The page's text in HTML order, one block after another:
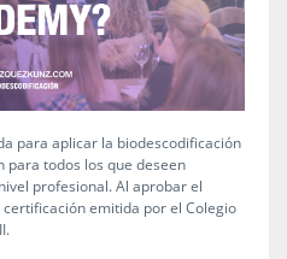
para aplicar la biodescodificación
para todos los que deseen
profesional. Al aprobar el
emitida por el Colegio